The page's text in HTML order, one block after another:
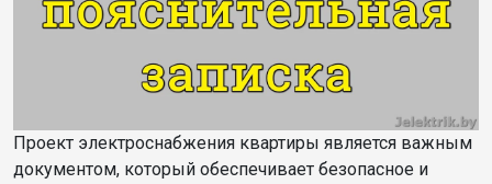
Проект электроснабжения квартиры является важным
документом, который обеспечивает безопасное и